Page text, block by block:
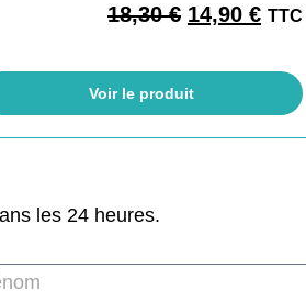
18,30€ 14,90 € TTC
Voir le produit
les 24 heures.